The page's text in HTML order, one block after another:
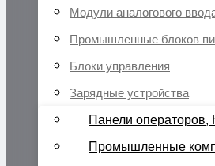
Модули аналогового
Промышленные блоков
Блоки управления
Зарядные устройства
Панели операторов,
Промышленные